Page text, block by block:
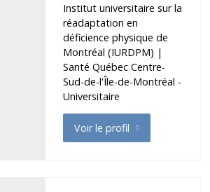
Institut universitaire sur la
réadaptation en
déficience physique de
Montréal (IURDPM) |
Santé Québec Centre-
Sud-de-l'Île-de-Montréal -
Universitaire
Voir le profil
de Dominique Aysha